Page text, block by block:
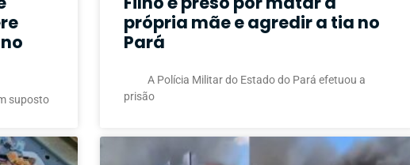
suposto
própria mãe e agredir a tia no
Pará
A Polícia Militar do Estado do Pará efetuou a
prisão